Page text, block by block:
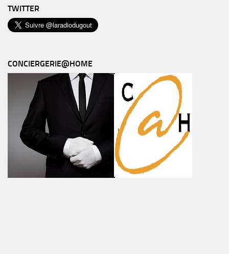
TWITTER
CONCIERGERIE@HOME